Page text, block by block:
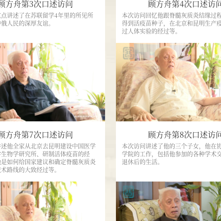
京大学附属中学。半年后
战争爆发，学校关闭。后
工商学院附属中学读高
年
考取北京大学医学院，进
，开始为期六年的学习。
了
长
庚
社
剧
团。
因
为
学
生
自
会
的
活
识
伴
一
毒
学
家
马
可
夫
学
习，
论
文
题
目
为
《乙
炎
的
免
疫
研
究。
年
与
团
队
一
起，
利
组
织
培
技
术，
分
方舟第3次口述访问
讲述了在苏联留学4年里的所见所
人民的深厚友谊。
顾方舟第4次口述访
本次访问回忆他跟脊髓灰质炎结缘过
得到活疫苗种子，在北京和昆明生产
过人体实验的经过等。
方舟第7次口述访问
他全家从北京去昆明建设中国医学
物学研究所、研制活体疫苗的经
如何给国家建议和确定脊髓灰质炎
路线的大致经过等。
顾方舟第8次口述访
本次访问讲述了他的三个子女，他在
学院的工作，包括他参加的各种学术
退休后的生活。